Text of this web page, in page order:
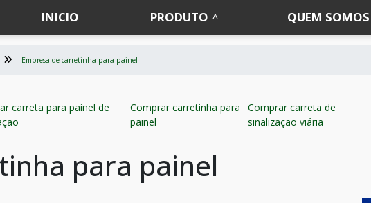
INICIO PRODUTO QUEM SOMOS
Empresa de carretinha para painel
carreta para painel de
Comprar carretinha para
painel
Comprar carreta de
sinalização viária
para painel